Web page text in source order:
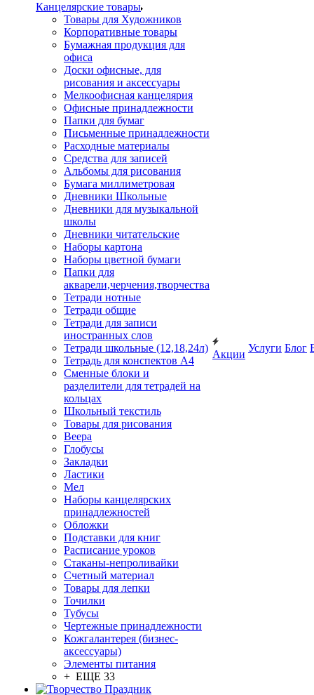
Канцелярские товары
Товары для Художников
Корпоративные товары
Бумажная продукция для
офиса
Доски офисные, для
рисования и аксессуары
Мелкоофисная канцелярия
Офисные принадлежности
Папки для бумаг
Письменные принадлежности
Расходные материалы
Средства для записей
Альбомы для рисования
Бумага миллиметровая
Дневники Школьные
Дневники для музыкальной
школы
Дневники читательские
Наборы картона
Наборы цветной бумаги
Папки для
акварели,черчения,творчества
Тетради нотные
Тетради общие
Тетради для записи
иностранных слов
Тетради школьные (12,18,24л)
Тетрадь для конспектов А4
Сменные блоки и
разделители для тетрадей на
кольцах
Школьный текстиль
Товары для рисования
Веера
Глобусы
Закладки
Ластики
Мел
Наборы канцелярских
принадлежностей
Обложки
Подставки для книг
Расписание уроков
Стаканы-непроливайки
Счетный материал
Товары для лепки
Точилки
Тубусы
Чертежные принадлежности
Кожгалантерея (бизнес-
аксессуары)
Элементы питания
+ ЕЩЕ 33
Акции
Услуги Блог